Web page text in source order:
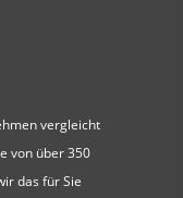
vergleicht
von über 350
das für Sie